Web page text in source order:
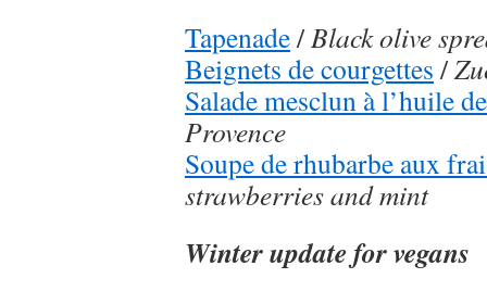
Tapenade/Black olive
Beignets de courgettes /
Salade mesclun à l’huile
Provence
Soupe de rhubarbe aux
strawberries and mint
Winter update for vegans